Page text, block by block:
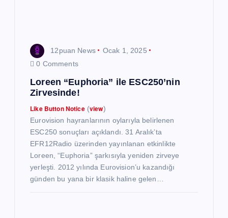
12puan News
Ocak 1, 2025
0 Comments
Loreen “Euphoria” ile ESC250’nin
Zirvesinde!
Like Button Notice(view)
Eurovision hayranlarının oylarıyla belirlenen
ESC250 sonuçları açıklandı. 31 Aralık’ta
EFR12Radio üzerinden yayınlanan etkinlikte
Loreen, “Euphoria” şarkısıyla yeniden zirveye
yerleşti. 2012 yılında Eurovision’u kazandığı
günden bu yana bir klasik haline gelen…